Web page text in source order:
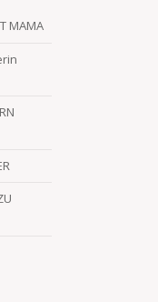
MAMA